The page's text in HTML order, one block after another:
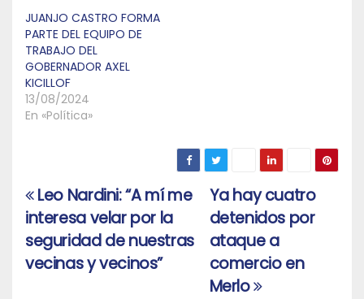
JUANJO CASTRO FORMA
PARTE DEL EQUIPO DE
TRABAJO DEL
GOBERNADOR AXEL
KICILLOF
13/08/2024
En «Política»
Navegación
de
entradas
Ya hay cuatro
detenidos por
ataque a
comercio en
Merlo
Leo Nardini: “A mí me
interesa velar por la
seguridad de nuestras
vecinas y vecinos”